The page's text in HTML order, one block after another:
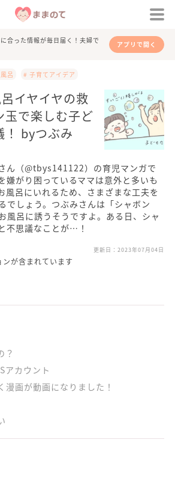
合った情報が毎日届く！夫婦で
アプリで開く
呂 # 子育てアイデア
イヤイヤの救
玉で楽しむ子ど
！ byつぶみ
ん（@tbys141122）の育児マンガで
嫌がり困っているママは意外と多いも
風呂にいれるため、さまざまな工夫を
でしょう。つぶみさんは「シャボン
風呂に誘うそうですよ。ある日、シャ
不思議なことが…！
更新日： 2023年07月04日
が含まれています
？
アカウント
漫画が動画になりました！